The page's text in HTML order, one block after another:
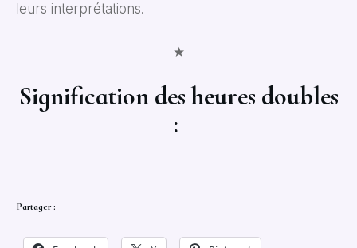
leurs interprétations.
★
Signification des heures doubles
:
Partager :